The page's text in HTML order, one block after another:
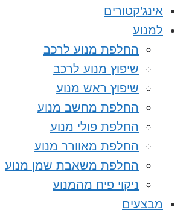
אינג’קטורים
למנוע
החלפת מנוע לרכב
שיפוץ מנוע לרכב
שיפוץ ראש מנוע
החלפת מחשב מנוע
החלפת פולי מנוע
החלפת מאוורר מנוע
החלפת משאבת שמן מנוע
ניקוי פיח מהמנוע
מבצעים